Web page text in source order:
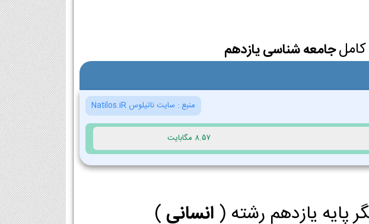
جامعه شناسی یازدهم
منبع : سایت ناتیلوس Natilos.iR
8.57 مگابایت
پایه یازدهم رشته ( انسانی )